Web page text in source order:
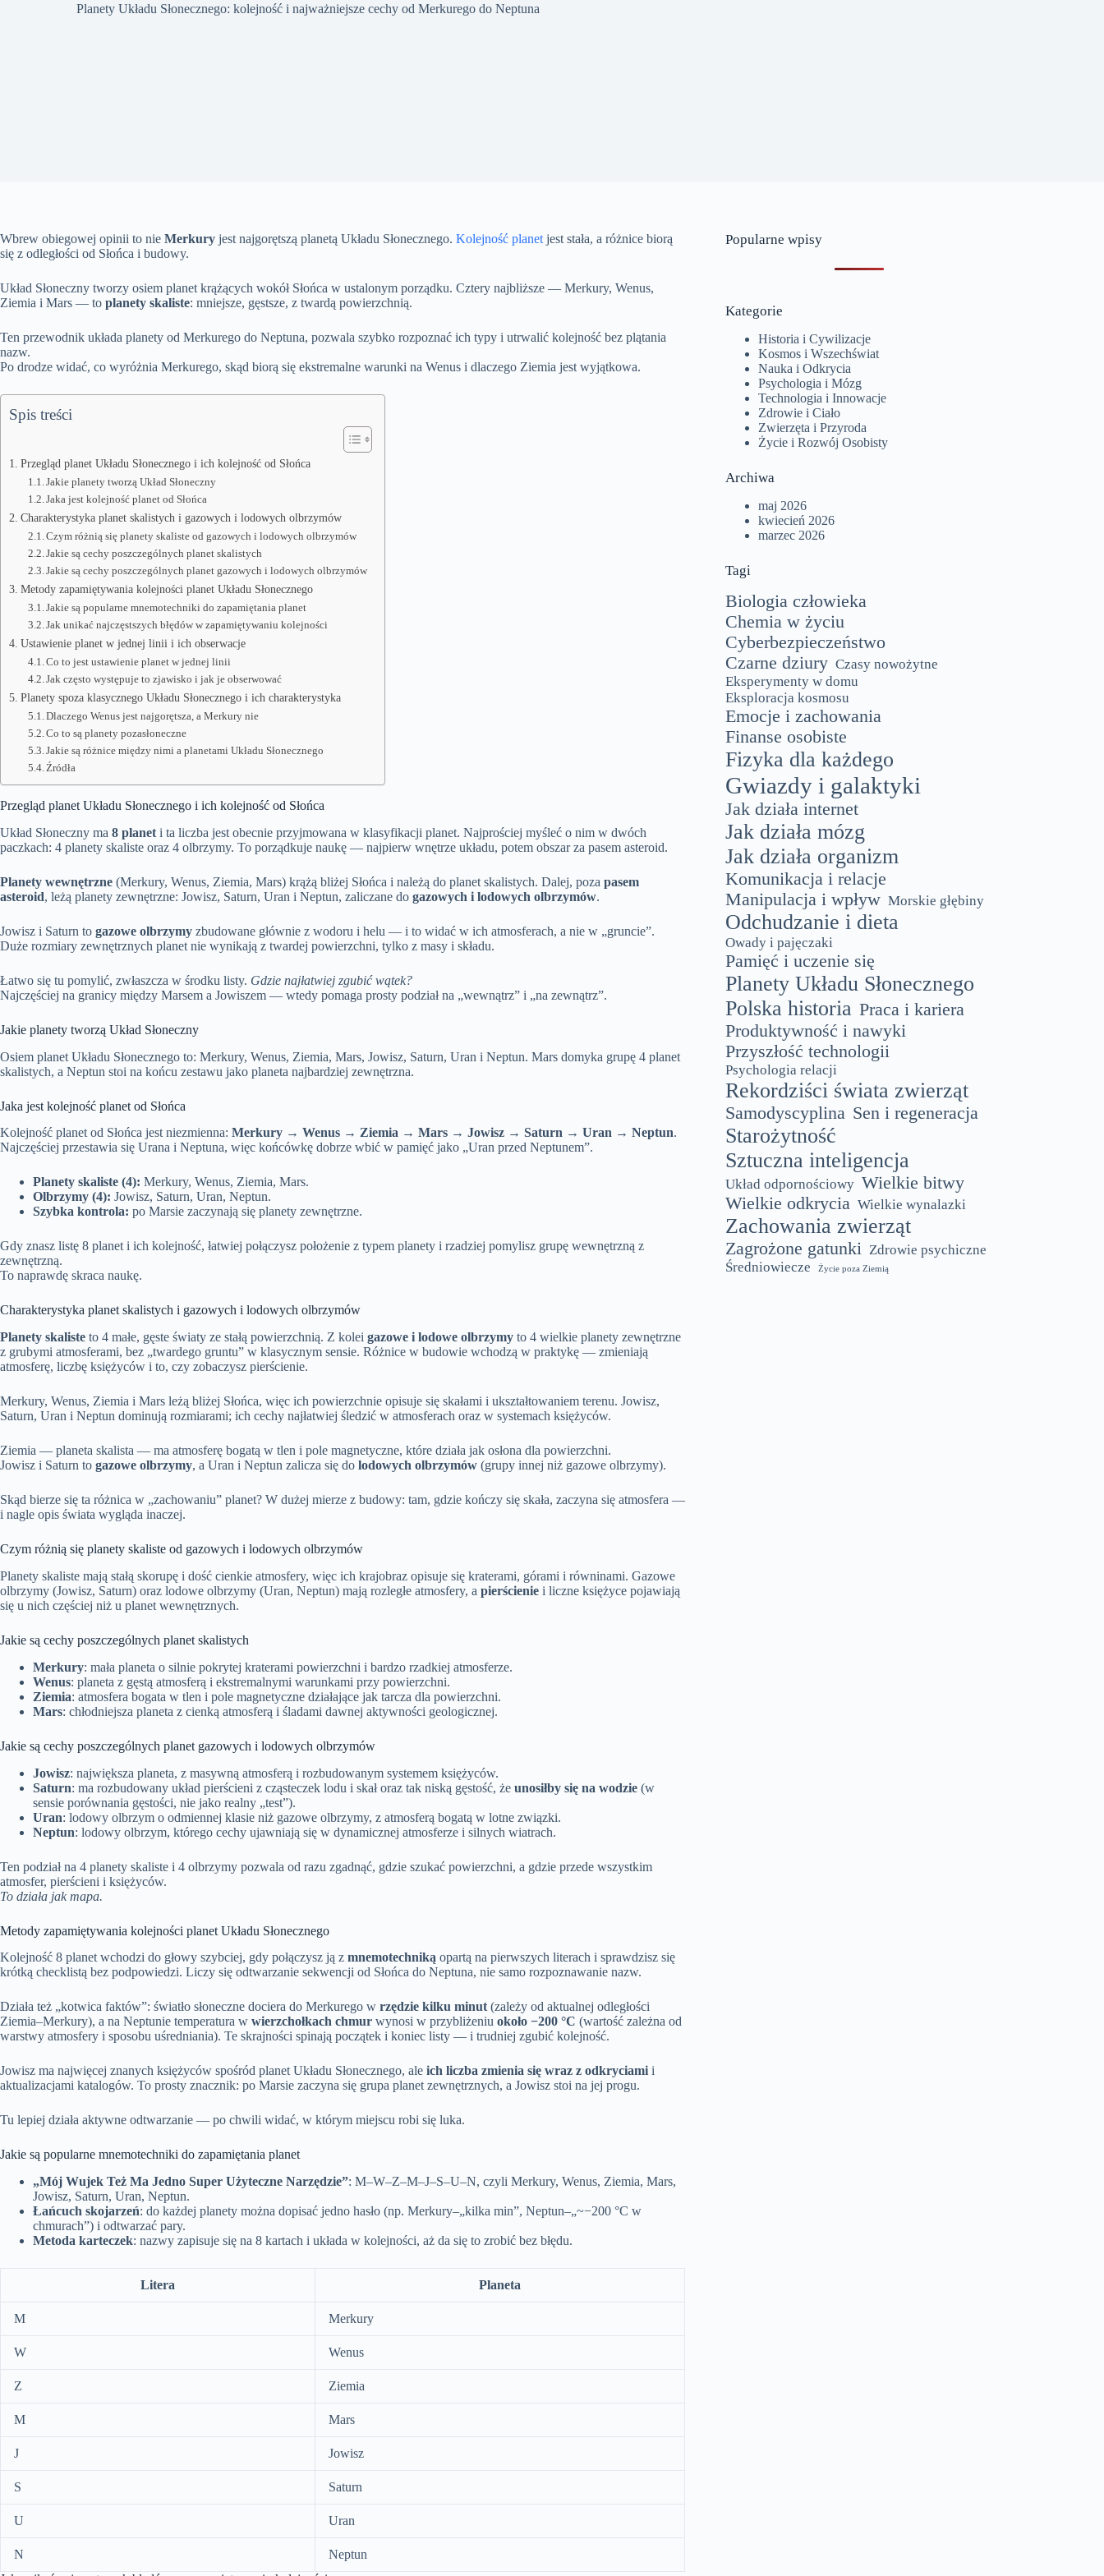
Planety Układu Słonecznego: kolejność i najważniejsze cechy od Merkurego do Neptuna
Wbrew obiegowej opinii to nie Merkury jest najgorętszą planetą Układu Słonecznego. Kolejność planet jest stała, a różnice biorą
się z odległości od Słońca i budowy.
Układ Słoneczny tworzy osiem planet krążących wokół Słońca w ustalonym porządku. Cztery najbliższe — Merkury, Wenus,
Ziemia i Mars — to planety skaliste: mniejsze, gęstsze, z twardą powierzchnią.
Ten przewodnik układa planety od Merkurego do Neptuna, pozwala szybko rozpoznać ich typy i utrwalić kolejność bez plątania
nazw.
Po drodze widać, co wyróżnia Merkurego, skąd biorą się ekstremalne warunki na Wenus i dlaczego Ziemia jest wyjątkowa.
Spis treści
Przegląd planet Układu Słonecznego i ich kolejność od Słońca
Jakie planety tworzą Układ Słoneczny
Jaka jest kolejność planet od Słońca
Charakterystyka planet skalistych i gazowych i lodowych olbrzymów
Czym różnią się planety skaliste od gazowych i lodowych olbrzymów
Jakie są cechy poszczególnych planet skalistych
Jakie są cechy poszczególnych planet gazowych i lodowych olbrzymów
Metody zapamiętywania kolejności planet Układu Słonecznego
Jakie są popularne mnemotechniki do zapamiętania planet
Jak unikać najczęstszych błędów w zapamiętywaniu kolejności
Ustawienie planet w jednej linii i ich obserwacje
Co to jest ustawienie planet w jednej linii
Jak często występuje to zjawisko i jak je obserwować
Planety spoza klasycznego Układu Słonecznego i ich charakterystyka
Dlaczego Wenus jest najgorętsza, a Merkury nie
Co to są planety pozasłoneczne
Jakie są różnice między nimi a planetami Układu Słonecznego
Źródła
Przegląd planet Układu Słonecznego i ich kolejność od Słońca
Układ Słoneczny ma 8 planet i ta liczba jest obecnie przyjmowana w klasyfikacji planet. Najprościej myśleć o nim w dwóch
paczkach: 4 planety skaliste oraz 4 olbrzymy. To porządkuje naukę — najpierw wnętrze układu, potem obszar za pasem asteroid.
Planety wewnętrzne (Merkury, Wenus, Ziemia, Mars) krążą bliżej Słońca i należą do planet skalistych. Dalej, poza pasem
asteroid, leżą planety zewnętrzne: Jowisz, Saturn, Uran i Neptun, zaliczane do gazowych i lodowych olbrzymów.
Jowisz i Saturn to gazowe olbrzymy zbudowane głównie z wodoru i helu — i to widać w ich atmosferach, a nie w „gruncie”.
Duże rozmiary zewnętrznych planet nie wynikają z twardej powierzchni, tylko z masy i składu.
Łatwo się tu pomylić, zwłaszcza w środku listy. Gdzie najłatwiej zgubić wątek?
Najczęściej na granicy między Marsem a Jowiszem — wtedy pomaga prosty podział na „wewnątrz” i „na zewnątrz”.
Jakie planety tworzą Układ Słoneczny
Osiem planet Układu Słonecznego to: Merkury, Wenus, Ziemia, Mars, Jowisz, Saturn, Uran i Neptun. Mars domyka grupę 4 planet
skalistych, a Neptun stoi na końcu zestawu jako planeta najbardziej zewnętrzna.
Jaka jest kolejność planet od Słońca
Kolejność planet od Słońca jest niezmienna: Merkury → Wenus → Ziemia → Mars → Jowisz → Saturn → Uran → Neptun.
Najczęściej przestawia się Urana i Neptuna, więc końcówkę dobrze wbić w pamięć jako „Uran przed Neptunem”.
Planety skaliste (4): Merkury, Wenus, Ziemia, Mars.
Olbrzymy (4): Jowisz, Saturn, Uran, Neptun.
Szybka kontrola: po Marsie zaczynają się planety zewnętrzne.
Gdy znasz listę 8 planet i ich kolejność, łatwiej połączysz położenie z typem planety i rzadziej pomylisz grupę wewnętrzną z
zewnętrzną.
To naprawdę skraca naukę.
Charakterystyka planet skalistych i gazowych i lodowych olbrzymów
Planety skaliste to 4 małe, gęste światy ze stałą powierzchnią. Z kolei gazowe i lodowe olbrzymy to 4 wielkie planety zewnętrzne
z grubymi atmosferami, bez „twardego gruntu” w klasycznym sensie. Różnice w budowie wchodzą w praktykę — zmieniają
atmosferę, liczbę księżyców i to, czy zobaczysz pierścienie.
Merkury, Wenus, Ziemia i Mars leżą bliżej Słońca, więc ich powierzchnie opisuje się skałami i ukształtowaniem terenu. Jowisz,
Saturn, Uran i Neptun dominują rozmiarami; ich cechy najłatwiej śledzić w atmosferach oraz w systemach księżyców.
Ziemia — planeta skalista — ma atmosferę bogatą w tlen i pole magnetyczne, które działa jak osłona dla powierzchni.
Jowisz i Saturn to gazowe olbrzymy, a Uran i Neptun zalicza się do lodowych olbrzymów (grupy innej niż gazowe olbrzymy).
Skąd bierze się ta różnica w „zachowaniu” planet? W dużej mierze z budowy: tam, gdzie kończy się skała, zaczyna się atmosfera —
i nagle opis świata wygląda inaczej.
Czym różnią się planety skaliste od gazowych i lodowych olbrzymów
Planety skaliste mają stałą skorupę i dość cienkie atmosfery, więc ich krajobraz opisuje się kraterami, górami i równinami. Gazowe
olbrzymy (Jowisz, Saturn) oraz lodowe olbrzymy (Uran, Neptun) mają rozległe atmosfery, a pierścienie i liczne księżyce pojawiają
się u nich częściej niż u planet wewnętrznych.
Jakie są cechy poszczególnych planet skalistych
Merkury: mała planeta o silnie pokrytej kraterami powierzchni i bardzo rzadkiej atmosferze.
Wenus: planeta z gęstą atmosferą i ekstremalnymi warunkami przy powierzchni.
Ziemia: atmosfera bogata w tlen i pole magnetyczne działające jak tarcza dla powierzchni.
Mars: chłodniejsza planeta z cienką atmosferą i śladami dawnej aktywności geologicznej.
Jakie są cechy poszczególnych planet gazowych i lodowych olbrzymów
Jowisz: największa planeta, z masywną atmosferą i rozbudowanym systemem księżyców.
Saturn: ma rozbudowany układ pierścieni z cząsteczek lodu i skał oraz tak niską gęstość, że unosiłby się na wodzie (w
sensie porównania gęstości, nie jako realny „test”).
Uran: lodowy olbrzym o odmiennej klasie niż gazowe olbrzymy, z atmosferą bogatą w lotne związki.
Neptun: lodowy olbrzym, którego cechy ujawniają się w dynamicznej atmosferze i silnych wiatrach.
Ten podział na 4 planety skaliste i 4 olbrzymy pozwala od razu zgadnąć, gdzie szukać powierzchni, a gdzie przede wszystkim
atmosfer, pierścieni i księżyców.
To działa jak mapa.
Metody zapamiętywania kolejności planet Układu Słonecznego
Kolejność 8 planet wchodzi do głowy szybciej, gdy połączysz ją z mnemotechniką opartą na pierwszych literach i sprawdzisz się
krótką checklistą bez podpowiedzi. Liczy się odtwarzanie sekwencji od Słońca do Neptuna, nie samo rozpoznawanie nazw.
Działa też „kotwica faktów”: światło słoneczne dociera do Merkurego w rzędzie kilku minut (zależy od aktualnej odległości
Ziemia–Merkury), a na Neptunie temperatura w wierzchołkach chmur wynosi w przybliżeniu około −200 °C (wartość zależna od
warstwy atmosfery i sposobu uśredniania). Te skrajności spinają początek i koniec listy — i trudniej zgubić kolejność.
Jowisz ma najwięcej znanych księżyców spośród planet Układu Słonecznego, ale ich liczba zmienia się wraz z odkryciami i
aktualizacjami katalogów. To prosty znacznik: po Marsie zaczyna się grupa planet zewnętrznych, a Jowisz stoi na jej progu.
Tu lepiej działa aktywne odtwarzanie — po chwili widać, w którym miejscu robi się luka.
Jakie są popularne mnemotechniki do zapamiętania planet
„Mój Wujek Też Ma Jedno Super Użyteczne Narzędzie”: M–W–Z–M–J–S–U–N, czyli Merkury, Wenus, Ziemia, Mars,
Jowisz, Saturn, Uran, Neptun.
Łańcuch skojarzeń: do każdej planety można dopisać jedno hasło (np. Merkury–„kilka min”, Neptun–„~−200 °C w
chmurach”) i odtwarzać pary.
Metoda karteczek: nazwy zapisuje się na 8 kartach i układa w kolejności, aż da się to zrobić bez błędu.
Litera Planeta
M Merkury
W Wenus
Z Ziemia
M Mars
J Jowisz
S Saturn
U Uran
N
Neptun
Popularne wpisy
Kategorie
Historia i Cywilizacje
Kosmos i Wszechświat
Nauka i Odkrycia
Psychologia i Mózg
Technologia i Innowacje
Zdrowie i Ciało
Zwierzęta i Przyroda
Życie i Rozwój Osobisty
Archiwa
maj 2026
kwiecień 2026
marzec 2026
Tagi
Biologia człowieka
Chemia w życiu
Cyberbezpieczeństwo
Czarne dziury Czasy nowożytne
Eksperymenty w domu
Eksploracja kosmosu
Emocje i zachowania
Finanse osobiste
Fizyka dla każdego
Gwiazdy i galaktyki
Jak działa internet
Jak działa mózg
Jak działa organizm
Komunikacja i relacje
Manipulacja i wpływ Morskie głębiny
Odchudzanie i dieta
Owady i pajęczaki
Pamięć i uczenie się
Planety Układu Słonecznego
Polska historia Praca i kariera
Produktywność i nawyki
Przyszłość technologii
Psychologia relacji
Rekordziści świata zwierząt
Samodyscyplina Sen i regeneracja
Starożytność
Sztuczna inteligencja
Układ odpornościowy Wielkie bitwy
Wielkie odkrycia Wielkie wynalazki
Zachowania zwierząt
Zagrożone gatunki Zdrowie psychiczne
Średniowiecze
Życie poza Ziemią